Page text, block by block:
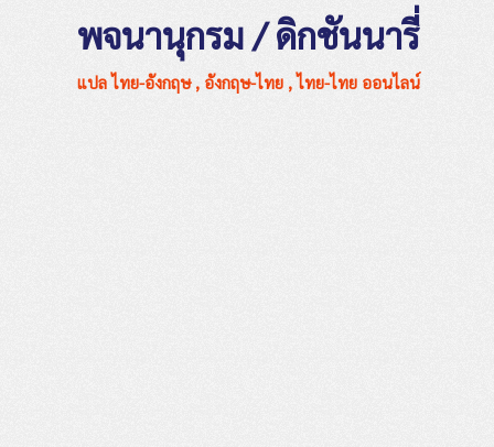
พจนานุกรม / ดิกชันนารี่
แปล ไทย-อังกฤษ , อังกฤษ-ไทย , ไทย-ไทย ออนไลน์